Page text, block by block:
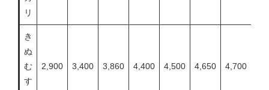
リ
き
ぬ
む
す
2,900 3,400 3,860 4,400 4,500 4,650 4,700